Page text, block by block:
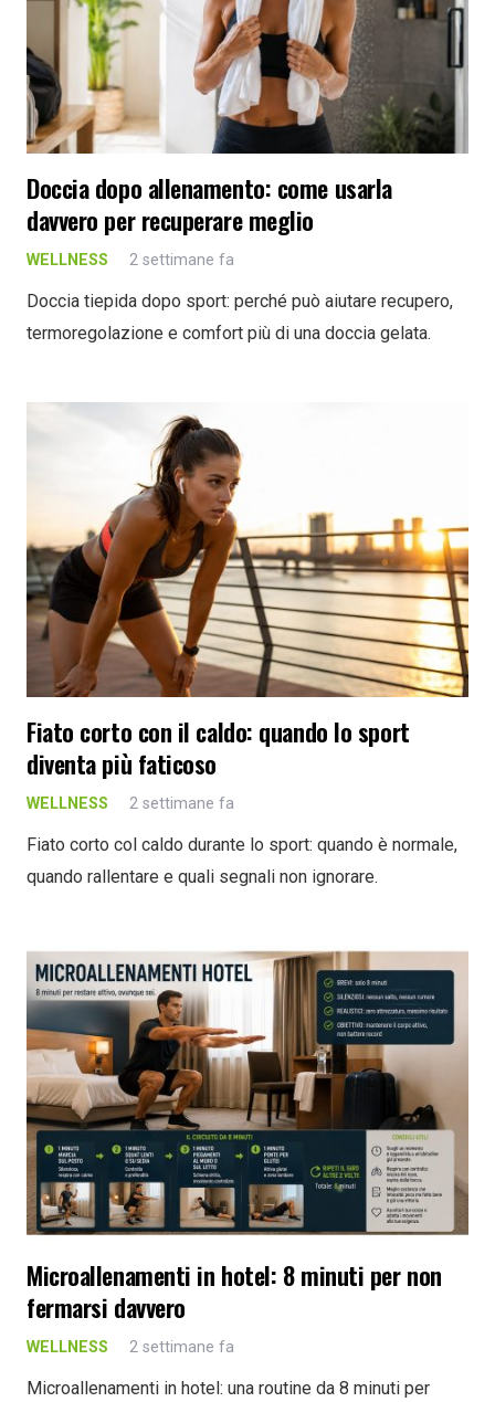
Doccia dopo allenamento: come usarla
davvero per recuperare meglio
WELLNESS 2 settimane fa
Doccia tiepida dopo sport: perché può aiutare recupero,
termoregolazione e comfort più di una doccia gelata.
Fiato corto con il caldo: quando lo sport
diventa più faticoso
WELLNESS 2 settimane fa
Fiato corto col caldo durante lo sport: quando è normale,
quando rallentare e quali segnali non ignorare.
Microallenamenti in hotel: 8 minuti per non
fermarsi davvero
WELLNESS 2 settimane fa
Microallenamenti in hotel: una routine da 8 minuti per